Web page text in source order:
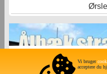
Ålbæk -
Vi bruger
acceptere du